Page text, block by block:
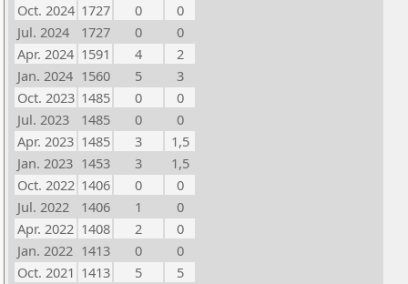
Oct. 2024 1727 0
0
Jul. 2024
1727 0
0
Apr. 2024 1591 4
2
Jan. 2024 1560 5
3
Oct. 2023 1485 0
0
Jul. 2023
1485 0
0
Apr. 2023 1485 3
1,5
Jan. 2023 1453 3
1,5
Oct. 2022 1406 0
0
Jul. 2022
1406 1
0
Apr. 2022 1408 2
0
Jan. 2022 1413 0
0
Oct. 2021 1413 5
5